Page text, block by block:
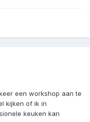
een workshop aan te
kijken of ik in
keuken kan